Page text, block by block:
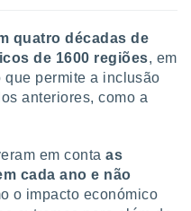
quatro décadas de
de 1600 regiões, em
permite a inclusão
anteriores, como a
em conta as
cada ano e não
o impacto económico